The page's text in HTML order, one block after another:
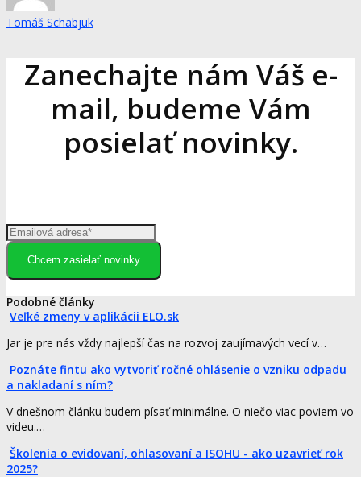
Tomáš Schabjuk
Zanechajte nám Váš e-
mail, budeme Vám
posielať novinky.
Chcem zasielať novinky
Podobné články
Veľké zmeny v aplikácii ELO.sk
Jar je pre nás vždy najlepší čas na rozvoj zaujímavých vecí v…
Poznáte fintu ako vytvoriť ročné ohlásenie o vzniku odpadu
a nakladaní s ním?
V dnešnom článku budem písať minimálne. O niečo viac poviem vo
videu.…
Školenia o evidovaní, ohlasovaní a ISOHU - ako uzavrieť rok
2025?